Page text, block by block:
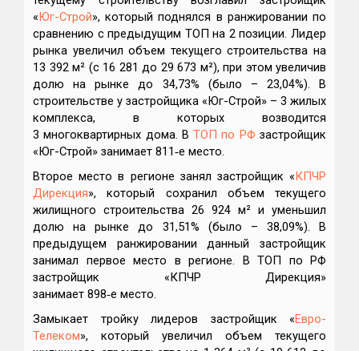
«Юг-Строй», который поднялся в ранжировании по
сравнению с предыдущим ТОП на 2 позиции. Лидер
рынка увеличил объем текущего строительства на
13 392 м² (с 16 281 до 29 673 м²), при этом увеличив
долю на рынке до 34,73% (было – 23,04%). В
строительстве у застройщика «Юг-Строй» – 3 жилых
комплекса, в которых возводится
3 многоквартирных дома. ВТОП по РФ застройщик
«Юг-Строй» занимает 811‑е место.
Второе место в регионе занял застройщик «КПЧР
Дирекция», который сохранил объем текущего
жилищного строительства 26 924 м² и уменьшил
долю на рынке до 31,51% (было – 38,09%). В
предыдущем ранжировании данный застройщик
занимал первое место в регионе. В ТОП по РФ
застройщик «КПЧР Дирекция»
занимает 898‑е место.
Замыкает тройку лидеров застройщик «Евро-
Телеком», который увеличил объем текущего